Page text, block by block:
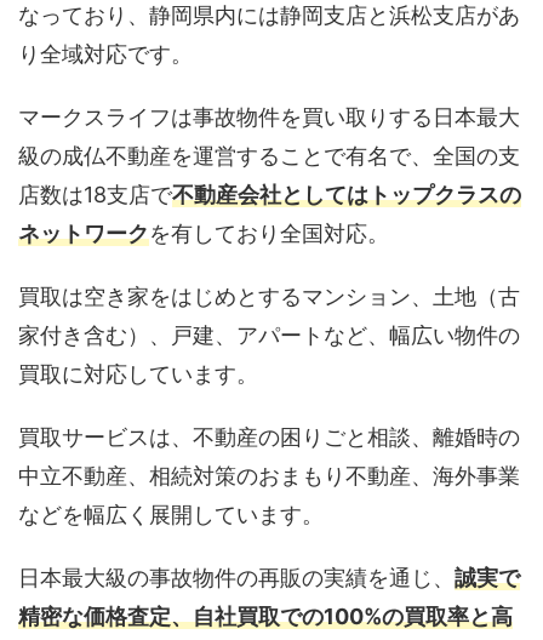
なっており、静岡県内には静岡支店と浜松支店があ
り全域対応です。
マークスライフは事故物件を買い取りする日本最大
級の成仏不動産を運営することで有名で、全国の支
店数は18支店で不動産会社としてはトップクラスの
ネットワークを有しており全国対応。
買取は空き家をはじめとするマンション、土地（古
家付き含む）、戸建、アパートなど、幅広い物件の
買取に対応しています。
買取サービスは、不動産の困りごと相談、離婚時の
中立不動産、相続対策のおまもり不動産、海外事業
などを幅広く展開しています。
日本最大級の事故物件の再販の実績を通じ、 誠実で
精密な価格査定、自社買取での100%の買取率と高